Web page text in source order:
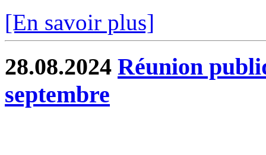
[En savoir plus]
28.08.2024 Réunion
septembre